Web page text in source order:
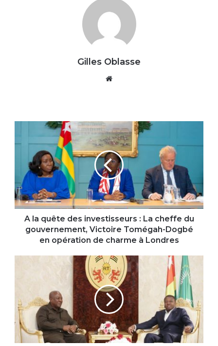
Gilles Oblasse
quête
investisseurs
La
cheffe
du
gouvernement,
Victoire
Tomégah-
Londres
A la quête des investisseurs : La cheffe du
gouvernement, Victoire Tomégah-Dogbé
en opération de charme à Londres
La
coopération
Togo-
Ghana
au